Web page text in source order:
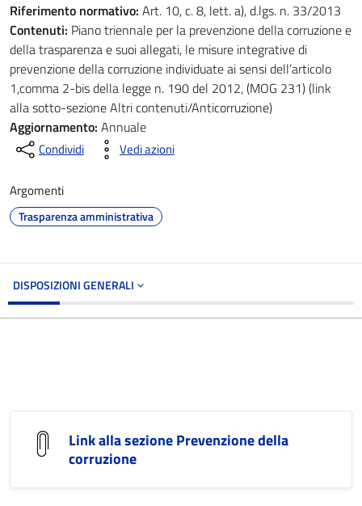
Riferimento normativo: Art. 10, c. 8, lett. a), d.lgs. n. 33/2013
Contenuti: Piano triennale per la prevenzione della corruzione e
della trasparenza e suoi allegati, le misure integrative di
prevenzione della corruzione individuate ai sensi dell’articolo
1,comma 2-bis della legge n. 190 del 2012, (MOG 231) (link
alla sotto-sezione Altri contenuti/Anticorruzione)
Aggiornamento: Annuale
Condividi Vedi azioni
Argomenti
Trasparenza amministrativa
DISPOSIZIONI GENERALI
Link alla sezione Prevenzione della
corruzione